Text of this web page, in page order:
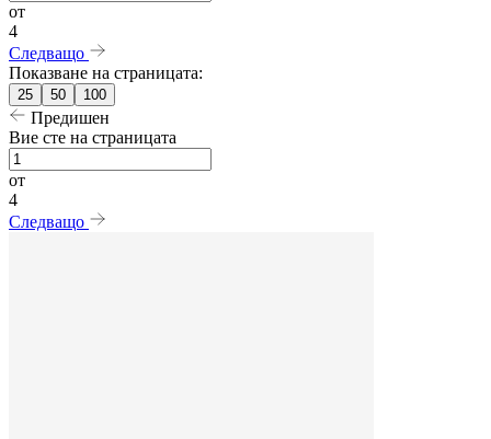
от
4
Следващо
Показване на страницата:
25 50 100
Предишен
Вие сте на страницата
от
4
Следващо